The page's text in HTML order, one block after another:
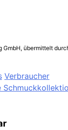
übermittelt
Verbraucher